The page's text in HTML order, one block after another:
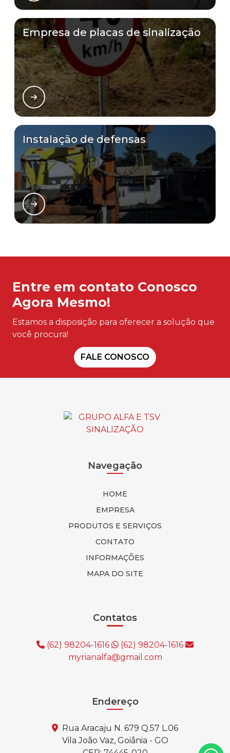
Empresa de placas de sinalização
Instalação de defensas
Entre em contato Conosco
Agora Mesmo!
Estamos a disposição para oferecer a solução que
você procura!
FALE CONOSCO
Navegação
HOME
EMPRESA
PRODUTOS E SERVIÇOS
CONTATO
INFORMAÇÕES
MAPA DO SITE
Contatos
(62) 98204-1616
(62) 98204-1616
myrianalfa@gmail.com
Endereço
Rua Aracaju N. 679 Q.57 L.06
Vila João Vaz, Goiânia - GO